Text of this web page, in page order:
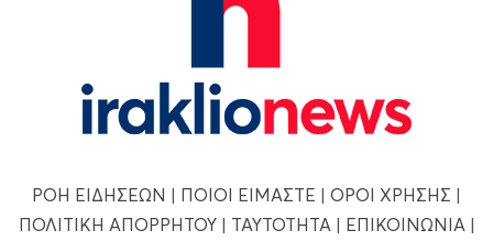
ΡΟΗ ΕΙΔΗΣΕΩΝ | ΠΟΙΟΙ ΕΙΜΑΣΤΕ | ΟΡΟΙ ΧΡΗΣΗΣ |
ΠΟΛΙΤΙΚΗ ΑΠΟΡΡΗΤΟΥ| ΤΑΥΤΟΤΗΤΑ | ΕΠΙΚΟΙΝΩΝΙΑ |